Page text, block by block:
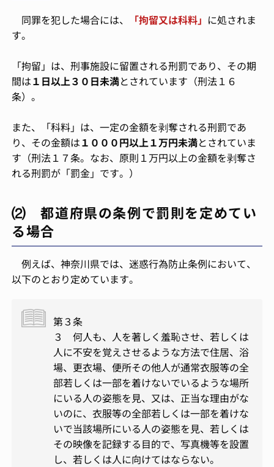
同罪を犯した場合には、
「拘留又は科料」 に処されま
す。
「拘留」は、刑事施設に留置される刑罰であり、その期
間は１日以上３０日未満とされています（刑法１６
条）。
また、「科料」は、一定の金額を剥奪される刑罰であ
り、その金額は１０００円以上１万円未満とされていま
す（刑法１７条。なお、原則１万円以上の金額を剥奪さ
れる刑罰が「罰金」です。）
⑵ 都道府県の条例で罰則を定めてい
る場合
例えば、神奈川県では、迷惑行為防止条例において、
以下のとおり定めています。
第３条
３ 何人も、人を著しく羞恥させ、若しくは
人に不安を覚えさせるような方法で住居、浴
場、更衣場、便所その他人が通常衣服等の全
部若しくは一部を着けないでいるような場所
にいる人の姿態を見、又は、正当な理由がな
いのに、衣服等の全部若しくは一部を着けな
いで当該場所にいる人の姿態を見、若しくは
その映像を記録する目的で、写真機等を設置
し、若しくは人に向けてはならない。